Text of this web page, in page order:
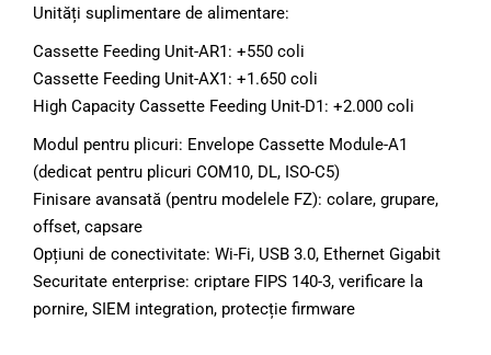
Unități suplimentare de alimentare:
Cassette Feeding Unit-AR1: +550 coli
Cassette Feeding Unit-AX1: +1.650 coli
High Capacity Cassette Feeding Unit-D1: +2.000 coli
Modul pentru plicuri: Envelope Cassette Module-A1
(dedicat pentru plicuri COM10, DL, ISO-C5)
Finisare avansată (pentru modelele FZ): colare, grupare,
offset, capsare
Opțiuni de conectivitate: Wi-Fi, USB 3.0, Ethernet Gigabit
Securitate enterprise: criptare FIPS 140-3, verificare la
pornire, SIEM integration, protecție firmware